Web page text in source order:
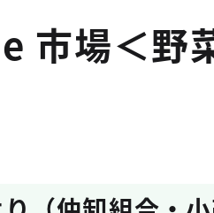
市場＜野